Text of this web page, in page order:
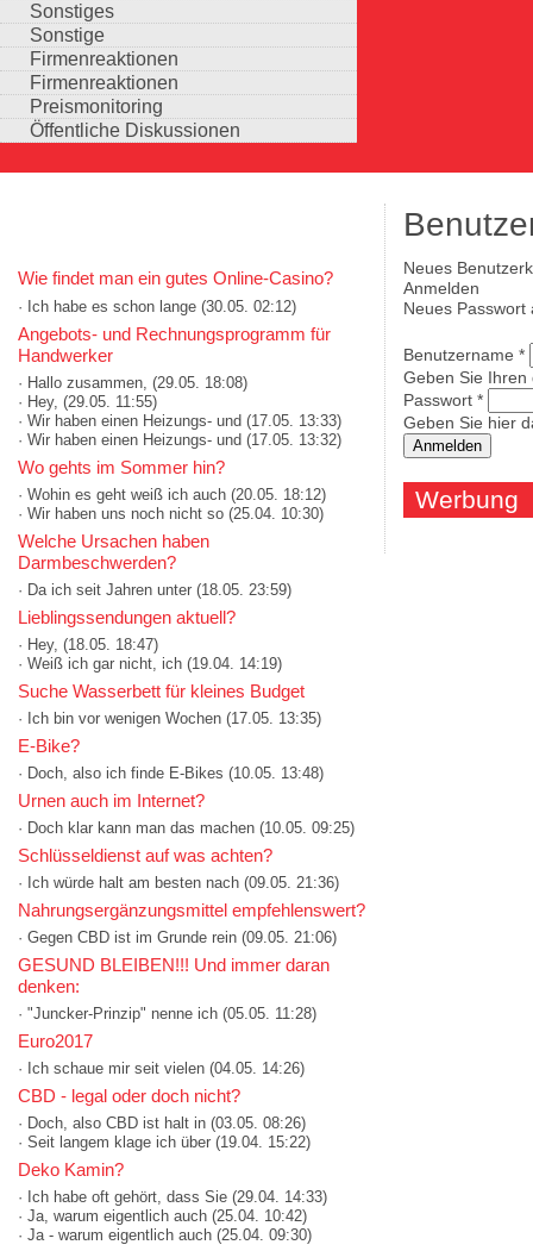
Sonstiges
Sonstige
Firmenreaktionen
Firmenreaktionen
Preismonitoring
Öffentliche Diskussionen
Wie findet man ein gutes Online-Casino?
· Ich habe es schon lange (30.05. 02:12)
Angebots- und Rechnungsprogramm für
Handwerker
· Hallo zusammen, (29.05. 18:08)
· Hey, (29.05. 11:55)
· Wir haben einen Heizungs- und (17.05. 13:33)
· Wir haben einen Heizungs- und (17.05. 13:32)
Wo gehts im Sommer hin?
· Wohin es geht weiß ich auch (20.05. 18:12)
· Wir haben uns noch nicht so (25.04. 10:30)
Welche Ursachen haben
Darmbeschwerden?
· Da ich seit Jahren unter (18.05. 23:59)
Lieblingssendungen aktuell?
· Hey, (18.05. 18:47)
· Weiß ich gar nicht, ich (19.04. 14:19)
Suche Wasserbett für kleines Budget
· Ich bin vor wenigen Wochen (17.05. 13:35)
E-Bike?
· Doch, also ich finde E-Bikes (10.05. 13:48)
Urnen auch im Internet?
· Doch klar kann man das machen (10.05. 09:25)
Schlüsseldienst auf was achten?
· Ich würde halt am besten nach (09.05. 21:36)
Nahrungsergänzungsmittel empfehlenswert?
· Gegen CBD ist im Grunde rein (09.05. 21:06)
GESUND BLEIBEN!!! Und immer daran
denken:
· "Juncker-Prinzip" nenne ich (05.05. 11:28)
Euro2017
· Ich schaue mir seit vielen (04.05. 14:26)
CBD - legal oder doch nicht?
· Doch, also CBD ist halt in (03.05. 08:26)
· Seit langem klage ich über (19.04. 15:22)
Deko Kamin?
· Ich habe oft gehört, dass Sie (29.04. 14:33)
· Ja, warum eigentlich auch (25.04. 10:42)
· Ja - warum eigentlich auch (25.04. 09:30)
Haupt-Reiter
Neues
Anmelden
(aktiver Reiter)
Neues Passwort
Benutzername *
Geben Sie Ihren
Passwort *
Geben Sie hier
Werbung
Auswahlmöglichkeiten